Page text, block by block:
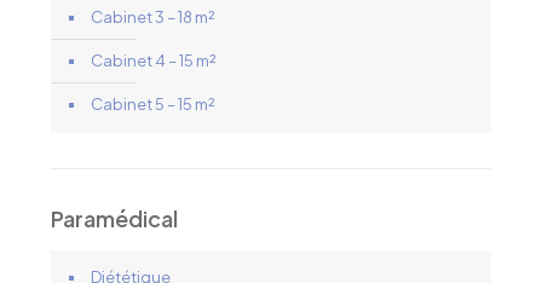
Cabinet 3 – 18 m²
Cabinet 4 – 15 m²
Cabinet 5 – 15 m²
Paramédical
Diététique